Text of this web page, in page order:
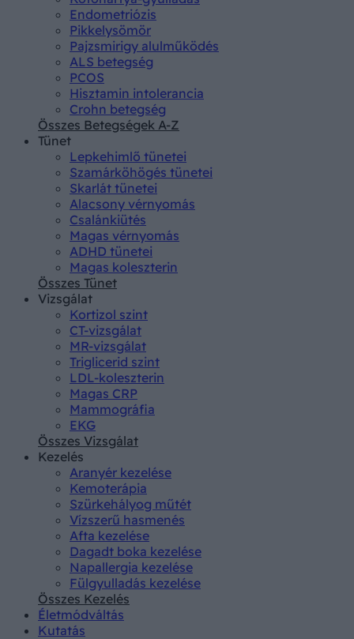
Endometriózis
Pikkelysömör
Pajzsmirigy alulműködés
ALS betegség
PCOS
Hisztamin intolerancia
Crohn betegség
Összes Betegségek A-Z
Tünet
Lepkehimlő tünetei
Szamárköhögés tünetei
Skarlát tünetei
Alacsony vérnyomás
Csalánkiütés
Magas vérnyomás
ADHD tünetei
Magas koleszterin
Összes Tünet
Vizsgálat
Kortizol szint
CT-vizsgálat
MR-vizsgálat
Triglicerid szint
LDL-koleszterin
Magas CRP
Mammográfia
EKG
Összes Vizsgálat
Kezelés
Aranyér kezelése
Kemoterápia
Szürkehályog műtét
Vízszerű hasmenés
Afta kezelése
Dagadt boka kezelése
Napallergia kezelése
Fülgyulladás kezelése
Összes Kezelés
Életmódváltás
Kutatás